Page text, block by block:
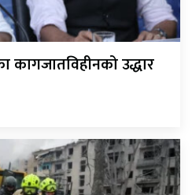
कागजातविहीनको उद्धार